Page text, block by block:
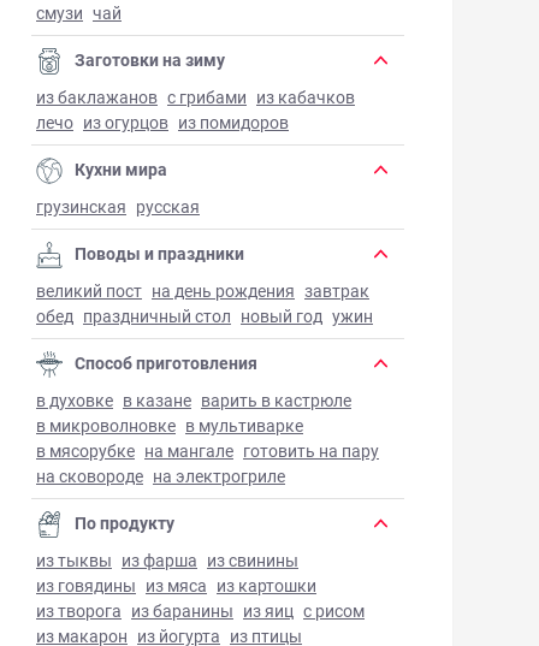
смузи чай
Заготовки на зиму
из баклажанов с грибами из кабачков
лечо из огурцов из помидоров
Кухни мира
грузинская русская
Поводы и праздники
великий пост на день рождения завтрак
обед праздничный стол новый год ужин
Способ приготовления
в духовке в казане варить в кастрюле
в микроволновке в мультиварке
в мясорубке на мангале готовить на пару
на сковороде на электрогриле
По продукту
из тыквы из фарша из свинины
из говядины из мяса из картошки
из творога из баранины из яиц с рисом
из макарон из йогурта из птицы